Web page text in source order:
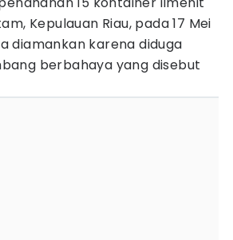
Kepulauan Riau, pada 17 Mei
diamankan karena diduga
berbahaya yang disebut